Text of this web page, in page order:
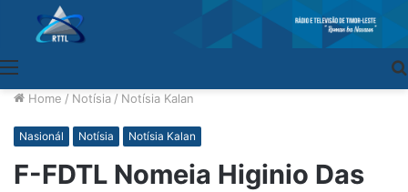
Home / Notísia / Notísia Kalan
Nasionál Notísia Notísia Kalan
F-FDTL Nomeia Higinio Das